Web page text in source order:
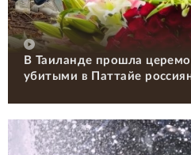
В Таиланде прошла
убитыми в Паттайе